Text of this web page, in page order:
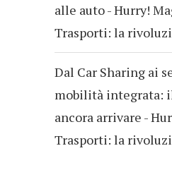
alle auto - Hurry!
Trasporti: la
Dal Car Sharing ai
mobilità integrata:
ancora arrivare -
Trasporti: la